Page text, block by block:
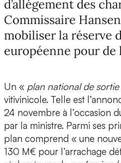
d’allégement des
Commissaire
mobiliser la réserve
européenne pour
Un « plan national de
vitivinicole. Telle est
24 novembre à l’occasion
par la ministre. Parmi ses
plan comprend « une
130 M€ pour l’arrachage